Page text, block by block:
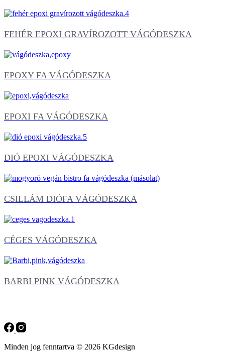
FEHÉR EPOXI GRAVÍROZOTT VÁGÓDESZKA
EPOXY FA VÁGÓDESZKA
EPOXI FA VÁGÓDESZKA
DIÓ EPOXI VÁGÓDESZKA
CSILLÁM DIÓFA VÁGÓDESZKA
CÉGES VÁGÓDESZKA
BARBI PINK VÁGÓDESZKA
Minden jog fenntartva © 2026 KGdesign